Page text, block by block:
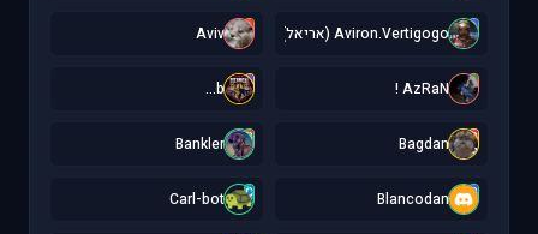
A Aviron.Vertigogo (אריאל) A
Aviv
A
AzRaN !
b
b...
B
Bagdan
B
Bankler
B
Blancodan
C
Carl-bot